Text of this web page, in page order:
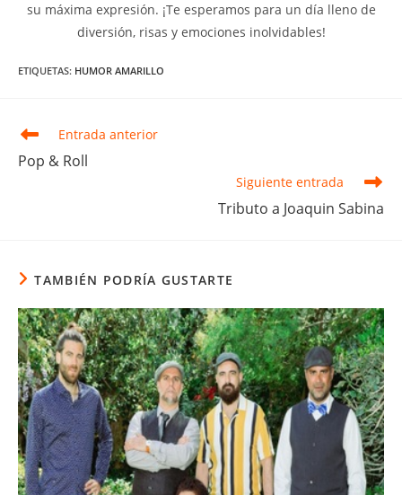
su máxima expresión. ¡Te esperamos para un día lleno de
diversión, risas y emociones inolvidables!
ETIQUETAS: HUMOR AMARILLO
Leer
artículos
Entrada anterior
Pop & Roll
Siguiente entrada
Tributo a Joaquin Sabina
TAMBIÉN PODRÍA GUSTARTE